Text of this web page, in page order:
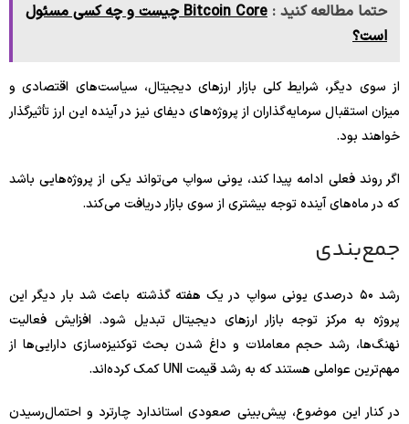
حتما مطالعه کنید :
Bitcoin Core چیست و چه کسی مسئول
است؟
از سوی دیگر، شرایط کلی بازار ارزهای دیجیتال، سیاست‌های اقتصادی و
میزان استقبال سرمایه‌گذاران از پروژه‌های دیفای نیز در آینده این ارز تأثیرگذار
خواهند بود.
اگر روند فعلی ادامه پیدا کند، یونی سواپ می‌تواند یکی از پروژه‌هایی باشد
که در ماه‌های آینده توجه بیشتری از سوی بازار دریافت می‌کند.
جمع‌بندی
رشد ۵۰ درصدی یونی سواپ در یک هفته گذشته باعث شد بار دیگر این
پروژه به مرکز توجه بازار ارزهای دیجیتال تبدیل شود. افزایش فعالیت
نهنگ‌ها، رشد حجم معاملات و داغ شدن بحث توکنیزه‌سازی دارایی‌ها از
مهم‌ترین عواملی هستند که به رشد قیمت UNI کمک کرده‌اند.
در کنار این موضوع، پیش‌بینی صعودی استاندارد چارترد و احتمال‌رسیدن